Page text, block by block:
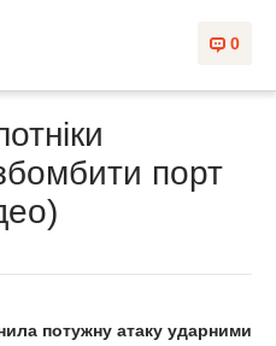
0
порт
потужну атаку ударними